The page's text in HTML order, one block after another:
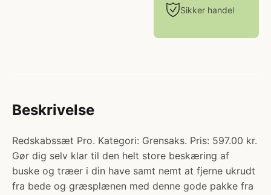
Sikker handel
Beskrivelse
Redskabssæt Pro. Kategori: Grensaks. Pris: 597.00 kr.
Gør dig selv klar til den helt store beskæring af
buske og træer i din have samt nemt at fjerne ukrudt
fra bede og græsplænen med denne gode pakke fra